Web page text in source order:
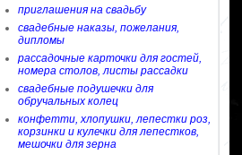
приглашения на свадьбу
свадебные наказы, пожелания,
дипломы
рассадочные карточки для гостей,
номера столов, листы рассадки
свадебные подушечки для
обручальных колец
конфетти, хлопушки, лепестки роз,
корзинки и кулечки для лепестков,
мешочки для зерна